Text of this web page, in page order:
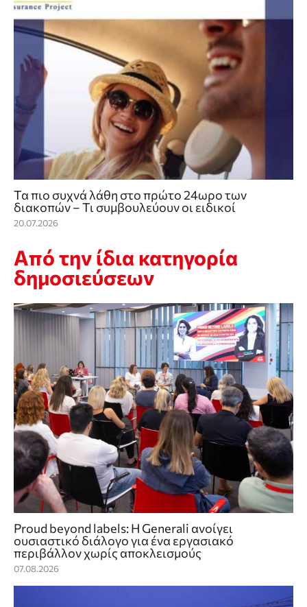
Τα πιο συχνά λάθη στο πρώτο 24ωρο των
διακοπών – Τι συμβουλεύουν οι ειδικοί
20.07.2026
Από την ίδια κατηγορία
δημοσιεύσεων
Proud beyond labels: Η Generali ανοίγει
ουσιαστικό διάλογο για ένα εργασιακό
περιβάλλον χωρίς αποκλεισμούς
07.08.2026